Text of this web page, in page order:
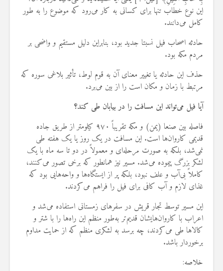
این نوع خطاب تنها برای کسانی به کار می‌رود که موضوع را به طور
کامل می‌دانند.
حادثه اصحاب فیل نسبتا جدید بود، بنابراین دلیل مستقیم و واضحی بر
مردم مکه بود.
حذف این حادثه یا تغییر معنای آن به قوم لوط، تأثیر بلاغی سوره که
مرتبط با زمان و مکان است را از بین می‌برد.
آیا فیل می‌تواند این مسافت را در بیابان طی کند؟
فاصله بین صنعا (یمن) و مکه تقریباً ۹۷۰ کیلومتر از طریق جاده
قدیمی کاروان‌ها است. این مسافت در یک روز یا یک هفته طی
نمی‌شد، بلکه به صورت مرحله‌ای و معمولاً در دو تا سه ماه با یک
لشکر بزرگ پیموده می‌شد. مسیر نیز همانطور که برخی تصور می‌کنند،
کاملاً بی‌آب و علف نبود، بلکه پر از ایستگاه‌ها و واحه‌هایی بود که
غذای لازم و آب کافی برای فیل را فراهم می‌کردند.
این مسیر توسط تجار قریش در سفرهای زمستانی استفاده می‌شد و
اعراب با کاروان‌هایشان قدیم‌تر به‌طور منظم این راه‌ها را با شتر و
کالاها طی می‌کردند، چه برسد به لشکری منظم که از حمایت مداوم
برخوردار باشد.
خلاصه: